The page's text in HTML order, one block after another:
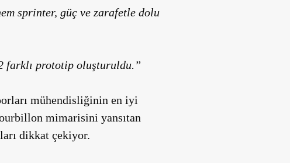
sprinter, güç ve zarafetle dolu
farklı prototip oluşturuldu.”
mühendisliğinin en iyi
mimarisini yansıtan
dikkat çekiyor.